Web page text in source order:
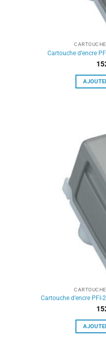
Cartouche d’encre
Cartouche d’encre